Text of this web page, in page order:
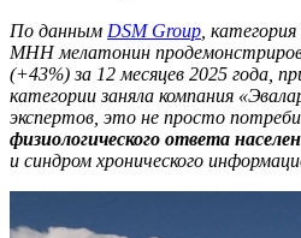
По данным DSM Group ,
МНН мелатонин
(+43%) за 12 месяцев 2025 года,
категории заняла компания
экспертов, это не просто
физиологического ответа
и синдром хронического